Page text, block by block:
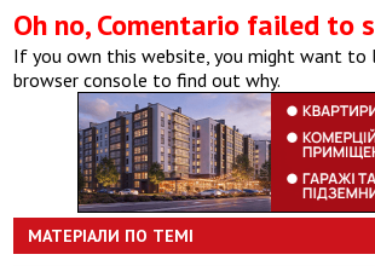
Oh no, Comentario failed to
If you own this website, you might want to
browser console to find out why.
МАТЕРІАЛИ ПО ТЕМІ